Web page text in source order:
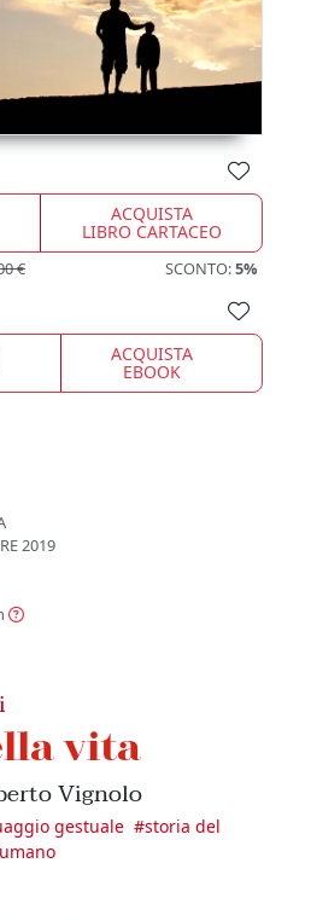
ACQUISTA
LIBRO CARTACEO
€ SCONTO:5%
ACQUISTA
EBOOK
2019
vita
Vignolo
gestuale #storia del